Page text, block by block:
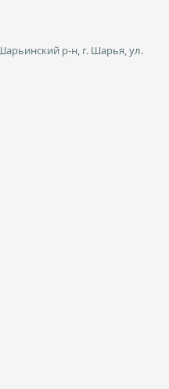
р-н, г. Шарья, ул.